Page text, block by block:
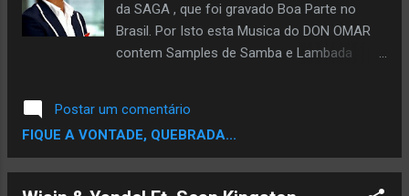
da SAGA , que foi gravado Boa Parte no
Brasil. Por Isto esta Musica do DON OMAR
contem Samples de Samba e Lambada
do fim dos anos 80 começo dos 90.
Postar um comentário
FIQUE A VONTADE, QUEBRADA...